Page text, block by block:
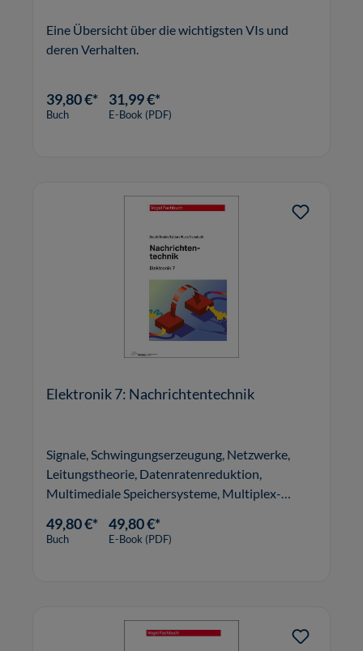
Eine Übersicht über die wichtigsten VIs und
deren Verhalten.
39,80 €*
Buch
31,99 €*
E-Book (PDF)
Elektronik 7: Nachrichtentechnik
Signale, Schwingungserzeugung, Netzwerke,
Leitungstheorie, Datenratenreduktion,
Multimediale Speichersysteme, Multiplex-
49,80 €*
Buch
49,80 €*
E-Book (PDF)